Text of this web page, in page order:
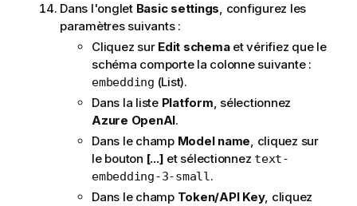
Dans l'onglet Basic settings, configurez les
paramètres suivants :
Cliquez sur Edit schemaet vérifiez que le
schéma comporte la colonne suivante :
embedding (List).
Dans la liste Platform, sélectionnez
Azure OpenAI.
Dans le champ Model name, cliquez sur
le bouton [...] et sélectionnez text-
embedding-3-small.
Dans le champ Token/API Key, cliquez